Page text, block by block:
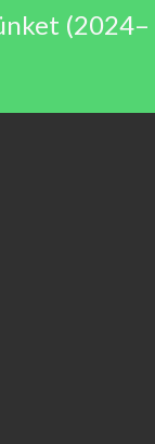
(2024–